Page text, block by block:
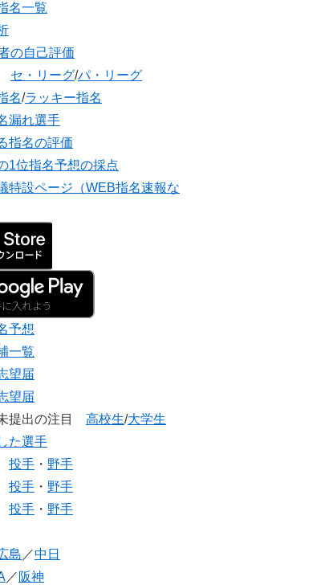
名一覧
の自己評価
セ・リーグ/パ・リーグ
名/ラッキー指名
漏れ選手
指名の評価
1位指名予想の採点
特設ページ（WEB指名速報な
予想
一覧
望届
望届
提出の注目 高校生/大学生
た選手
投手 ・ 野手
投手 ・ 野手
投手 ・ 野手
島 ／中日
／ 阪神